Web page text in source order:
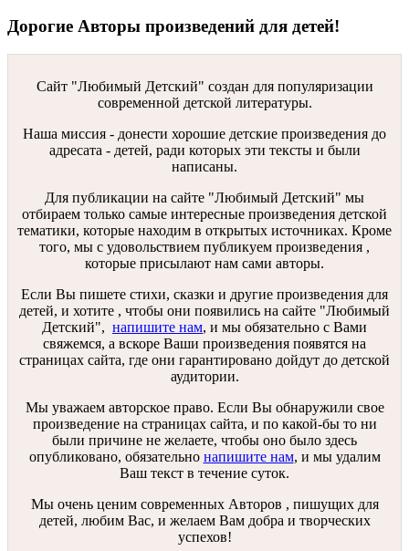
Дорогие Авторы произведений для детей!
Сайт "Любимый Детский" создан для популяризации
современной детской литературы.
Наша миссия - донести хорошие детские произведения до
адресата - детей, ради которых эти тексты и были
написаны.
Для публикации на сайте "Любимый Детский" мы
отбираем только самые интересные произведения детской
тематики, которые находим в открытых источниках. Кроме
того, мы с удовольствием публикуем произведения ,
которые присылают нам сами авторы.
Если Вы пишете стихи, сказки и другие произведения для
детей, и хотите , чтобы они появились на сайте "Любимый
Детский", напишите нам, и мы обязательно с Вами
свяжемся, а вскоре Ваши произведения появятся на
страницах сайта, где они гарантировано дойдут до детской
аудитории.
Мы уважаем авторское право. Если Вы обнаружили свое
произведение на страницах сайта, и по какой-бы то ни
были причине не желаете, чтобы оно было здесь
опубликовано, обязательно напишите нам, и мы удалим
Ваш текст в течение суток.
Мы очень ценим современных Авторов , пишущих для
детей, любим Вас, и желаем Вам добра и творческих
успехов!